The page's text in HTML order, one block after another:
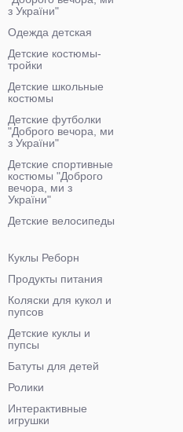
з України"
Одежда детская
Детские костюмы-
тройки
Детские школьные
костюмы
Детские футболки
"Доброго вечора, ми
з України"
Детские спортивные
костюмы "Доброго
вечора, ми з
України"
Детские велосипеды
Куклы Реборн
Продукты питания
Коляски для кукол и
пупсов
Детские куклы и
пупсы
Батуты для детей
Ролики
Интерактивные
игрушки